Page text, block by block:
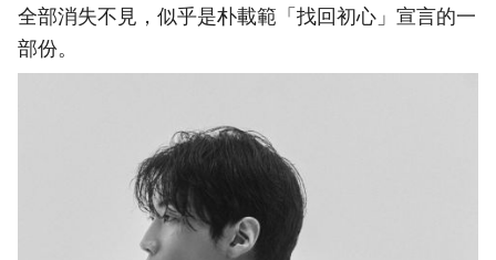
全部消失不見，似乎是朴載範「找回初心」宣言的一
部份。